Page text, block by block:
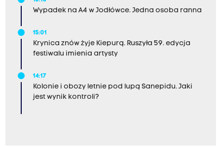
Wypadek na A4 w Jodłówce. Jedna osoba ranna
15:01
Krynica znów żyje Kiepurą. Ruszyła 59. edycja
festiwalu imienia artysty
14:17
Kolonie i obozy letnie pod lupą Sanepidu. Jaki
jest wynik kontroli?